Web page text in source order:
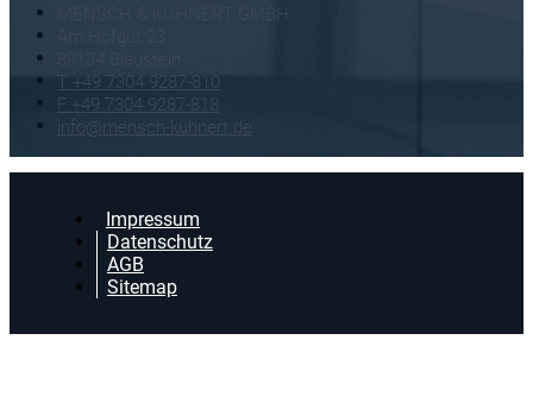
MENSCH & KUHNERT GMBH
T +49 7304 9287-810
F +49 7304 9287-818
info@mensch-kuhnert.de
Impressum
Datenschutz
AGB
Sitemap